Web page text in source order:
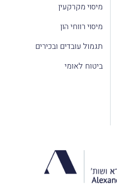
מיסוי מקרקעין
מיסוי רווחי הון
תגמול עובדים ובכירים
ביטוח לאומי